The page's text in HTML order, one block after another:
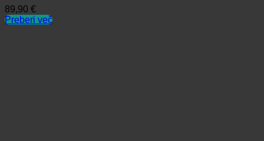
89,90 €
Preberi več